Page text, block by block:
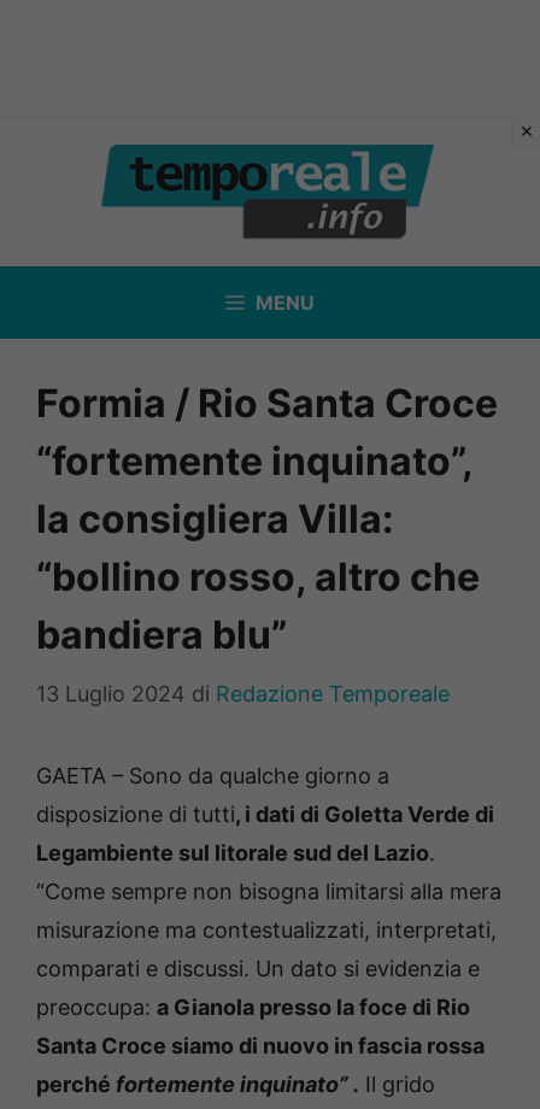
contenuto
MENU
Formia / Rio Santa Croce
“fortemente inquinato”,
la consigliera Villa:
“bollino rosso, altro che
bandiera blu”
13 Luglio 2024 di Redazione Temporeale
GAETA – Sono da qualche giorno a
disposizione di tutti, i dati di Goletta Verde di
Legambiente sul litorale sud del Lazio.
“Come sempre non bisogna limitarsi alla mera
misurazione ma contestualizzati, interpretati,
comparati e discussi. Un dato si evidenzia e
preoccupa: a Gianola presso la foce di Rio
Santa Croce siamo di nuovo in fascia rossa
perché fortemente inquinato” . Il grido